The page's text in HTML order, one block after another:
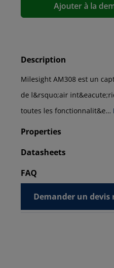
Ajouter à la
Description
Milesight AM308 est un
de l&rsquo;air
toutes les fonctionnalit&e…
Properties
Datasheets
FAQ
Demander un devis